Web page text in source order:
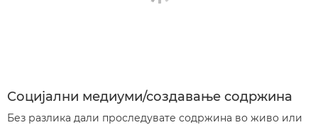
Социјални медиуми/создавање содржина
Без разлика дали проследувате содржина во живо или